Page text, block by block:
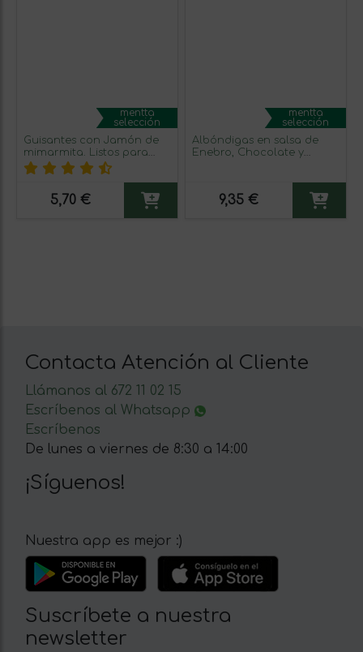
mentta
selección
Guisantes con Jamón de
mimarmita. Listos para
comer.
5,70 €
mentta
selección
Albóndigas en salsa de
Enebro, Chocolate y
9,35 €
Contacta Atención al Cliente
Llámanos al 672 11 02 15
Escríbenos al Whatsapp
Escríbenos
De lunes a viernes de 8:30 a 14:00
¡Síguenos!
Nuestra app es mejor :)
Suscríbete a nuestra
newsletter